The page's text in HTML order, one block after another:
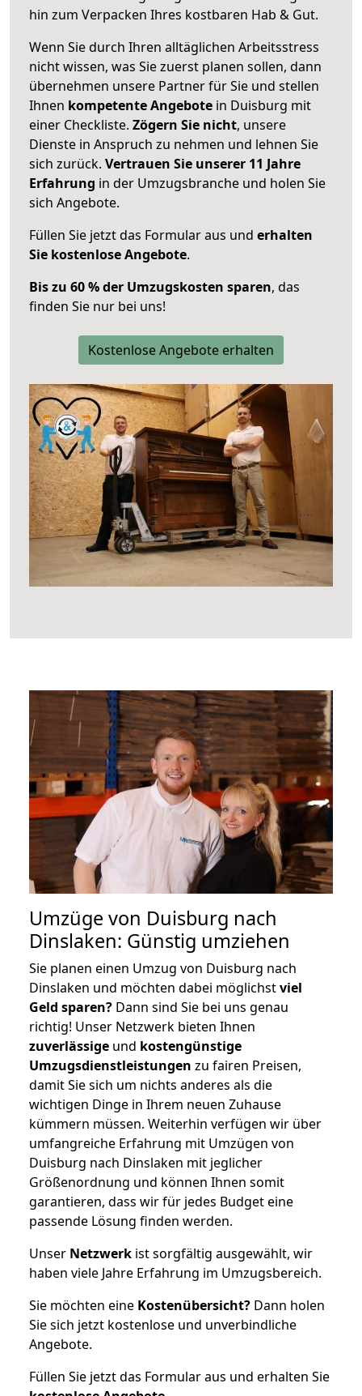
hin zum Verpacken Ihres kostbaren Hab & Gut.
Wenn Sie durch Ihren alltäglichen Arbeitsstress
nicht wissen, was Sie zuerst planen sollen, dann
übernehmen unsere Partner für Sie und stellen
Ihnen kompetente Angebote in Duisburg mit
einer Checkliste. Zögern Sie nicht, unsere
Dienste in Anspruch zu nehmen und lehnen Sie
sich zurück. Vertrauen Sie unserer 11 Jahre
Erfahrung in der Umzugsbranche und holen Sie
sich Angebote.
Füllen Sie jetzt das Formular aus und erhalten
Sie kostenlose Angebote.
Bis zu 60 % der Umzugskosten sparen, das
finden Sie nur bei uns!
Kostenlose Angebote erhalten
Umzüge von Duisburg nach
Dinslaken: Günstig umziehen
Sie planen einen Umzug von Duisburg nach
Dinslaken und möchten dabei möglichstviel
Geld sparen? Dann sind Sie bei uns genau
richtig! Unser Netzwerk bieten Ihnen
zuverlässige und kostengünstige
Umzugsdienstleistungen zu fairen Preisen,
damit Sie sich um nichts anderes als die
wichtigen Dinge in Ihrem neuen Zuhause
kümmern müssen. Weiterhin verfügen wir über
umfangreiche Erfahrung mit Umzügen von
Duisburg nach Dinslaken mit jeglicher
Größenordnung und können Ihnen somit
garantieren, dass wir für jedes Budget eine
passende Lösung finden werden.
Unser Netzwerk ist sorgfältig ausgewählt, wir
haben viele Jahre Erfahrung im Umzugsbereich.
Sie möchten eine Kostenübersicht? Dann holen
Sie sich jetzt kostenlose und unverbindliche
Angebote.
Füllen Sie jetzt das Formular aus und erhalten Sie